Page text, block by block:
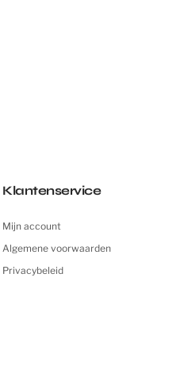
Klantenservice
Mijn account
Algemene voorwaarden
Privacybeleid